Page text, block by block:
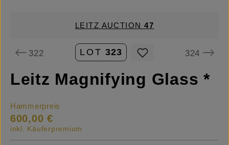
LEITZ AUCTION47
322 LOT 323 324
Leitz Magnifying Glass *
Hammerpreis
600,00 €
inkl. Käuferpremium